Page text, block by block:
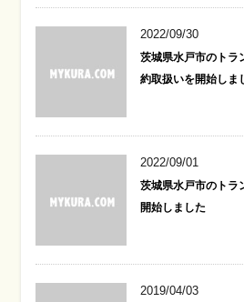
2022/09/30
茨城県水戸市のトラ
約取扱いを開始しま
2022/09/01
茨城県水戸市のトラ
開始しました
2019/04/03